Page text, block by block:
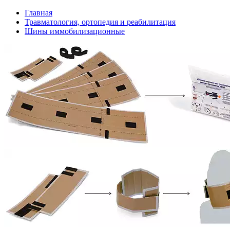
Главная
Травматология, ортопедия и реабилитация
Шины иммобилизационные